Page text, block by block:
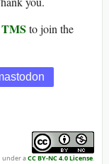
to join the
under aCC BY-NC 4.0 License.